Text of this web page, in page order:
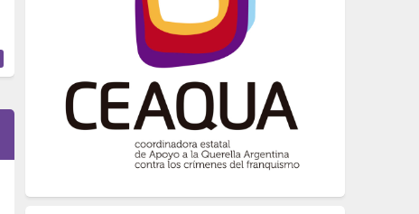
neofranquismo
(567)
Justicia Universal
Derechos Humanos
(522)
Nacionalcatolicismo
(514)